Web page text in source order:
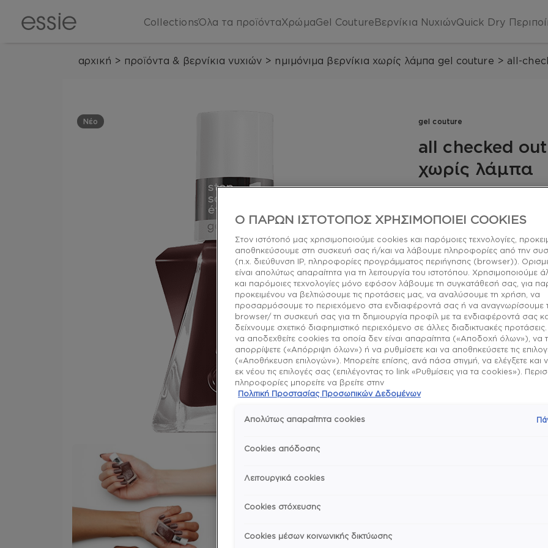
CollectionsΌλα τα προϊόνταΧρώμαGel CoutureΒερνίκια ΝυχιώνQuick Dry
αρχική > προϊόντα & βερνίκια νυχιών > ημιμόνιμα βερνίκια χωρίς λάμπα gel couture > all-
Νέο gel couture
all checked out
χωρίς λάμπα
Τα έχεις όλα, από την
αυτό το κρεμώδες,
διάρκειας με μωβ και
longwear
Διάρκεια για
έως 15
ημέρες
Σχετικά με το
αποτέλεσμα σαν gel
διάσταση στο
ένα με το νύχι και
shine σύνθεση που
διάρκεια έως και 15
στριφογυριστό
Δώσε ένα διάλειμμα
(*με την επανεφαρμογή
Τρόπος χρήσης
Το Gel Couture έχει
Εφάρμοσε δύο
Ολοκλήρωσε με το
essie is a vegan brand
Ο ΠΑΡΩΝ ΙΣΤΟΤΟΠΟΣ ΧΡΗΣΙΜΟΠΟΙΕΙ COOKIES
Στον ιστότοπό μας χρησιμοποιούμε cookies και παρόμοιες τεχνολογίες,
αποθηκεύσουμε στη συσκευή σας ή/και να λάβουμε πληροφορίες από την
(π.χ. διεύθυνση IP, πληροφορίες προγράμματος περιήγησης (browser)).
είναι απολύτως απαραίτητα για τη λειτουργία του ιστοτόπου. Χρησιμοποιούμε
και παρόμοιες τεχνολογίες μόνο εφόσον λάβουμε τη συγκατάθεσή σας, για
προκειμένου να βελτιώσουμε τις προτάσεις μας, να αναλύσουμε τη χρήση, να
προσαρμόσουμε το περιεχόμενο στα ενδιαφέροντά σας ή να αναγνωρίσουμε
browser/ τη συσκευή σας για τη δημιουργία προφίλ με τα ενδιαφέροντά σας
δείχνουμε σχετικό διαφημιστικό περιεχόμενο σε άλλες διαδικτυακές
να αποδεχθείτε cookies τα οποία δεν είναι απαραίτητα («Αποδοχή όλων»), να
απορρίψετε («Απόρριψη όλων») ή να ρυθμίσετε και να αποθηκεύσετε τις
(«Αποθήκευση επιλογών»). Μπορείτε επίσης, ανά πάσα στιγμή, να ελέγξετε και
εκ νέου τις επιλογές σας (επιλέγοντας το link «Ρυθμίσεις για τα cookies»).
πληροφορίες μπορείτε να βρείτε στην
Πολιτική Προστασίας Προσωπικών Δεδομένων
Απολύτως απαραίτητα cookies
Cookies απόδοσης
Λειτουργικά cookies
Cookies στόχευσης
Cookies μέσων κοινωνικής δικτύωσης